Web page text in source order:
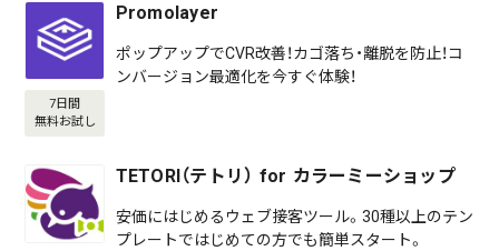
7日間
無料お試し
Promolayer
ポップアップでCVR改善！カゴ落ち・離脱を防止！コ
ンバージョン最適化を今すぐ体験！
TETORI（テトリ） for カラーミーショップ
安価にはじめるウェブ接客ツール。30種以上のテン
プレートではじめての方でも簡単スタート。